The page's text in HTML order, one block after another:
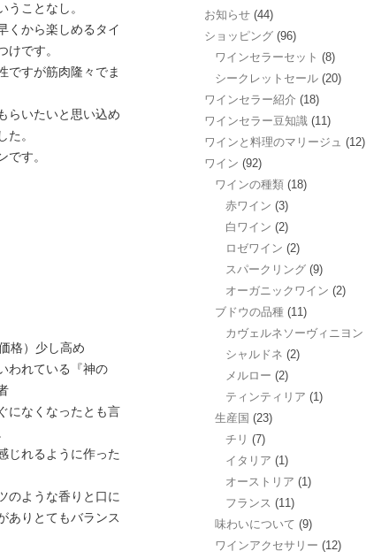
ことなし。
くから楽しめるタイ
けです。
ですが筋肉隆々でま
らいたいと思い込め
た。
です。
格）少し高め
われている『神の
になくなったとも言
じれるように作った
のような香りと口に
ありとてもバランス
お知らせ (44)
ショッピング (96)
ワインセラーセット (8)
シークレットセール (20)
ワインセラー紹介 (18)
ワインセラー豆知識 (11)
ワインと料理のマリージュ (12)
ワイン (92)
ワインの種類 (18)
赤ワイン (3)
白ワイン (2)
ロゼワイン (2)
スパークリング (9)
オーガニックワイン (2)
ブドウの品種 (11)
カヴェルネソーヴィニヨン
シャルドネ (2)
メルロー (2)
ティンティリア (1)
生産国 (23)
チリ (7)
イタリア (1)
オーストリア (1)
フランス (11)
味わいについて (9)
ワインアクセサリー (12)